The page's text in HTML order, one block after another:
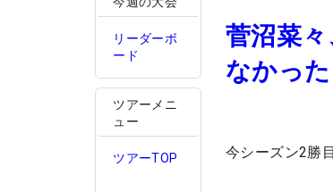
リーダーボ
ード
ツアーメニ
ュー
ツアーTOP
菅沼菜
なかっ
今シーズン2勝